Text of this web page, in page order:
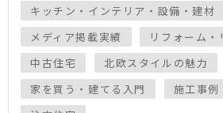
キッチン・インテリア・設備・建材
メディア掲載実績
リフォーム
中古住宅
北欧スタイルの魅力
家を買う・建てる入門
施工事例